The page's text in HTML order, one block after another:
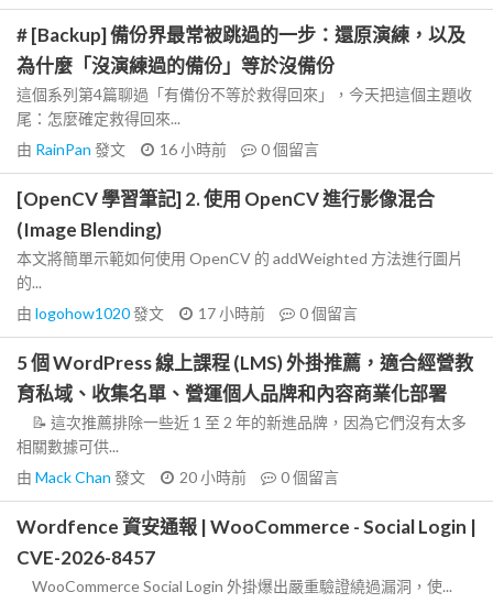
# [Backup] 備份界最常被跳過的一步：還原演練，以及
為什麼「沒演練過的備份」等於沒備份
這個系列第4篇聊過「有備份不等於救得回來」，今天把這個主題收
尾：怎麼確定救得回來...
由 RainPan 發文 16 小時前 0個留言
[OpenCV 學習筆記] 2. 使用 OpenCV 進行影像混合
(Image Blending)
本文將簡單示範如何使用 OpenCV 的 addWeighted 方法進行圖片
的...
由 logohow1020發文 17 小時前 0個留言
5 個 WordPress 線上課程 (LMS) 外掛推薦，適合經營教
育私域、收集名單、營運個人品牌和內容商業化部署
📝 這次推薦排除一些近 1 至 2 年的新進品牌，因為它們沒有太多
相關數據可供...
由 Mack Chan 發文 20 小時前 0個留言
Wordfence 資安通報 | WooCommerce - Social Login |
CVE-2026-8457
WooCommerce Social Login 外掛爆出嚴重驗證繞過漏洞，使...